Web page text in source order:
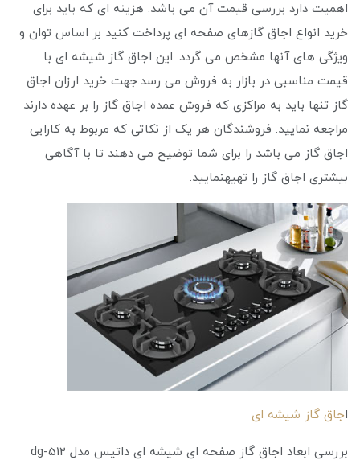
اهمیت دارد بررسی قیمت آن می باشد. هزینه ‌ای که باید برای
خرید انواع اجاق گازهای صفحه ای پرداخت کنید بر اساس توان و
ویژگی های آنها مشخص می گردد. این اجاق گاز شیشه ای با
قیمت مناسبی در بازار به فروش می رسد.جهت خرید ارزان اجاق
گاز تنها باید به مراکزی که فروش عمده اجاق گاز را بر عهده دارند
مراجعه نمایید. فروشندگان هر یک از نکاتی که مربوط به کارایی
اجاق گاز می باشد را برای شما توضیح می دهند تا با آگاهی
بیشتری اجاق گاز را تهیهنمایید.
اجاق گاز شیشه ای
بررسی ابعاد اجاق گاز صفحه ای شیشه ای داتیس مدل dg-512